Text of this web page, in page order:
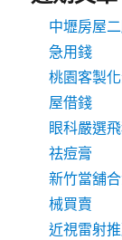
中壢房屋
急用錢
桃園客製
屋借錢
眼科嚴選
祛痘膏
新竹當舖
械買賣
近視雷射